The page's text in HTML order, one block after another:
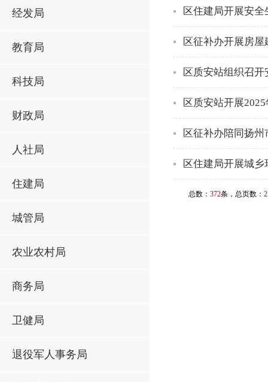
经发局
教育局
科技局
财政局
人社局
住建局
城管局
农业农村局
商务局
卫健局
退役军人事务局
区住建局开展安
区征补办开展房
区质安站组织召
区质安站开展
区征补办陪同扬
区住建局开展城
总数： 372条，总页数：